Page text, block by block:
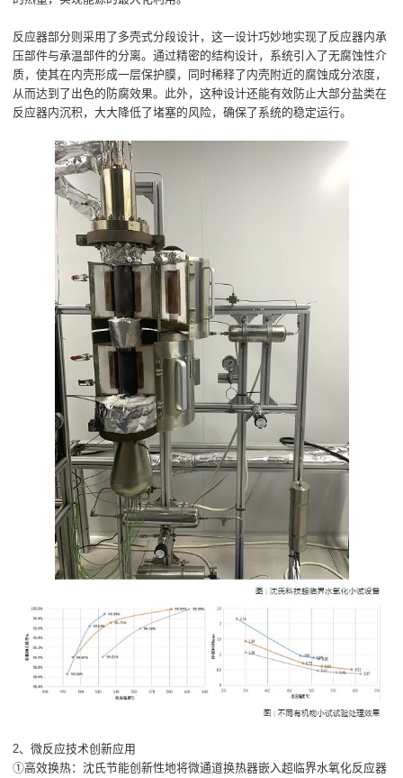
反应器部分则采用了多壳式分段设计，这一设计巧妙地实现了反应器内承
压部件与承温部件的分离。通过精密的结构设计，系统引入了无腐蚀性介
质，使其在内壳形成一层保护膜，同时稀释了内壳附近的腐蚀成分浓度，
从而达到了出色的防腐效果。此外，这种设计还能有效防止大部分盐类在
反应器内沉积，大大降低了堵塞的风险，确保了系统的稳定运行。
2、微反应技术创新应用
①高效换热：沈氏节能创新性地将微通道换热器嵌入超临界水氧化反应器